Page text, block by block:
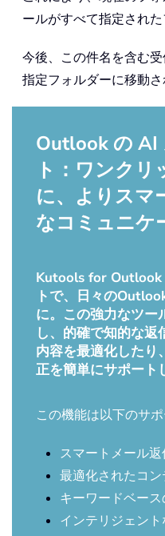
ールがすべて指定され
今後、この件名を含む
指定フォルダーに移動さ
Outlook の AI
ト：ワンクリ
に、よりスマ
なコミュニケ
Kutools for Outlook
トで、日々の
に。この強力なツー
し、的確で知的な
内容を最適化したり
正を簡単にサポート
この機能は以下のサ
スマートメール返
最適化されたコン
キーワードベース
インテリジェン